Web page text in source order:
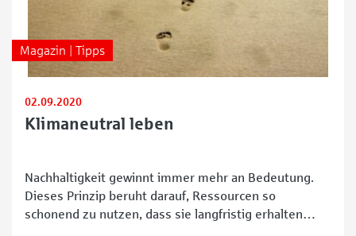
Magazin | Tipps
02.09.2020
Klimaneutral leben
Nachhaltigkeit gewinnt immer mehr an Bedeutung.
Dieses Prinzip beruht darauf, Ressourcen so
schonend zu nutzen, dass sie langfristig erhalten